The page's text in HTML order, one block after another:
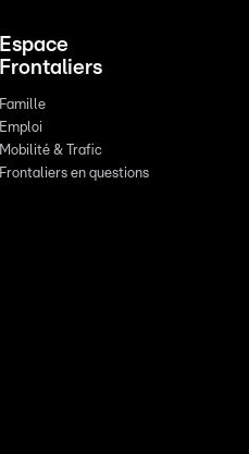
Espace
Frontaliers
Famille
Emploi
Mobilité & Trafic
Frontaliers en questions